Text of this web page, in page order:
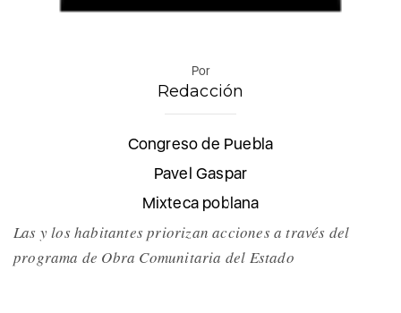
Por
Redacción
Congreso de Puebla
Pavel Gaspar
Mixteca poblana
Las y los habitantes priorizan acciones a través del
programa de Obra Comunitaria del Estado